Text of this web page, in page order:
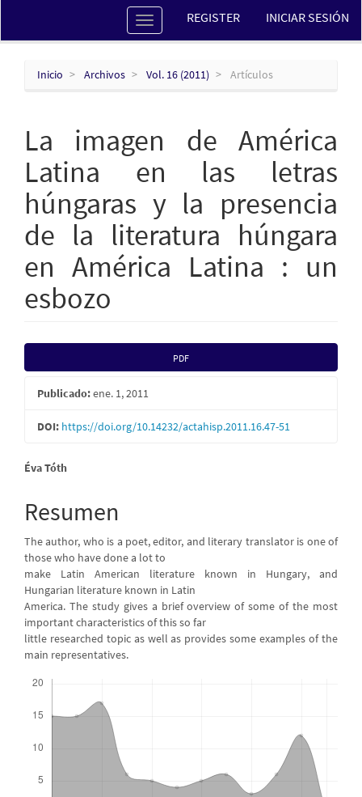
Contenido
Barra
REGISTER INICIAR SESIÓN
Toggle
navigation
Inicio Archivos Vol. 16 (2011) Artículos
La imagen de América
Latina en las letras
húngaras y la presencia
de la literatura húngara
en América Latina : un
esbozo
Barra
lateral
artículo
PDF
Publicado:ene. 1, 2011
DOI: https://doi.org/10.14232/actahisp.2011.16.47-51
Contenido
principal
del
artículo
Éva Tóth
Resumen
The author, who is a poet, editor, and literary translator is one of
those who have done a lot to
make Latin American literature known in Hungary, and
Hungarian literature known in Latin
America. The study gives a brief overview of some of the most
important characteristics of this so far
little researched topic as well as provides some examples of the
main representatives.